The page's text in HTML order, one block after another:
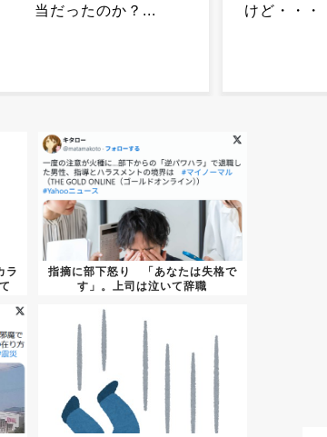
けど・・・・・・・・・...
ゃがん
ラ
指摘に部下怒り 「あなたは失格で
す」。上司は泣いて辞職